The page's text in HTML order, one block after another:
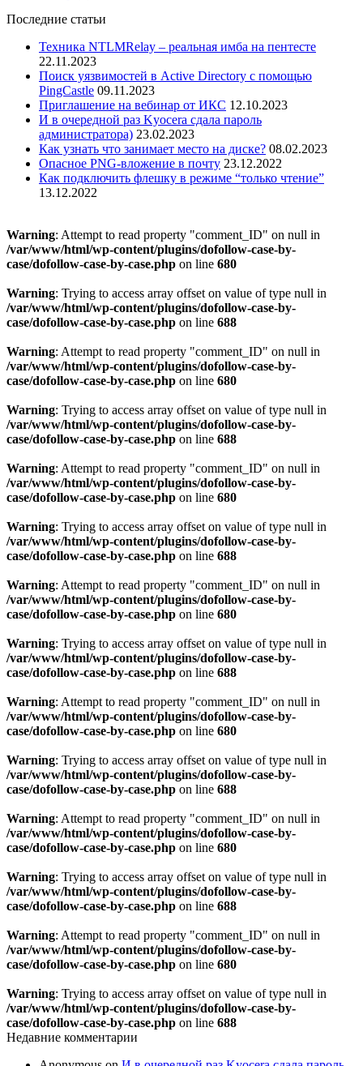
Последние статьи
Техника NTLMRelay – реальная имба на пентесте
22.11.2023
Поиск уязвимостей в Active Directory с помощью
PingCastle 09.11.2023
Приглашение на вебинар от ИКС 12.10.2023
И в очередной раз Kyocera сдала пароль
администратора) 23.02.2023
Как узнать что занимает место на диске? 08.02.2023
Опасное PNG-вложение в почту 23.12.2022
Как подключить флешку в режиме “только чтение”
13.12.2022
Warning: Attempt to read property "comment_ID" on null in
/var/www/html/wp-content/plugins/dofollow-case-by-
case/dofollow-case-by-case.php on line 680
Warning: Trying to access array offset on value of type null in
/var/www/html/wp-content/plugins/dofollow-case-by-
case/dofollow-case-by-case.php on line 688
Warning: Attempt to read property "comment_ID" on null in
/var/www/html/wp-content/plugins/dofollow-case-by-
case/dofollow-case-by-case.php on line 680
Warning: Trying to access array offset on value of type null in
/var/www/html/wp-content/plugins/dofollow-case-by-
case/dofollow-case-by-case.php on line 688
Warning: Attempt to read property "comment_ID" on null in
/var/www/html/wp-content/plugins/dofollow-case-by-
case/dofollow-case-by-case.php on line 680
Warning: Trying to access array offset on value of type null in
/var/www/html/wp-content/plugins/dofollow-case-by-
case/dofollow-case-by-case.php on line 688
Warning: Attempt to read property "comment_ID" on null in
/var/www/html/wp-content/plugins/dofollow-case-by-
case/dofollow-case-by-case.php on line 680
Warning: Trying to access array offset on value of type null in
/var/www/html/wp-content/plugins/dofollow-case-by-
case/dofollow-case-by-case.php on line 688
Warning: Attempt to read property "comment_ID" on null in
/var/www/html/wp-content/plugins/dofollow-case-by-
case/dofollow-case-by-case.php on line 680
Warning: Trying to access array offset on value of type null in
/var/www/html/wp-content/plugins/dofollow-case-by-
case/dofollow-case-by-case.php on line 688
Warning: Attempt to read property "comment_ID" on null in
/var/www/html/wp-content/plugins/dofollow-case-by-
case/dofollow-case-by-case.php on line 680
Warning: Trying to access array offset on value of type null in
/var/www/html/wp-content/plugins/dofollow-case-by-
case/dofollow-case-by-case.php on line 688
Warning: Attempt to read property "comment_ID" on null in
/var/www/html/wp-content/plugins/dofollow-case-by-
case/dofollow-case-by-case.php on line 680
Warning: Trying to access array offset on value of type null in
/var/www/html/wp-content/plugins/dofollow-case-by-
case/dofollow-case-by-case.php on line 688
Недавние комментарии